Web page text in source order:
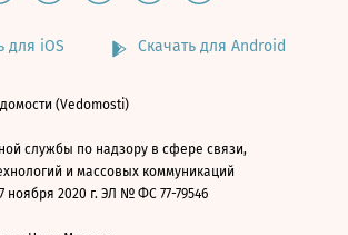
для iOS Скачать для Android
(Vedomosti)
службы по надзору в сфере связи,
и массовых коммуникаций
ноября 2020 г. ЭЛ № ФС 77-79546